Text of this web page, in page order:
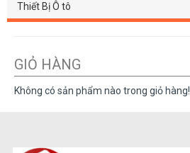
Thiết Bị Ô tô
GIỎ HÀNG
Không có sản phẩm nào trong giỏ hàng!